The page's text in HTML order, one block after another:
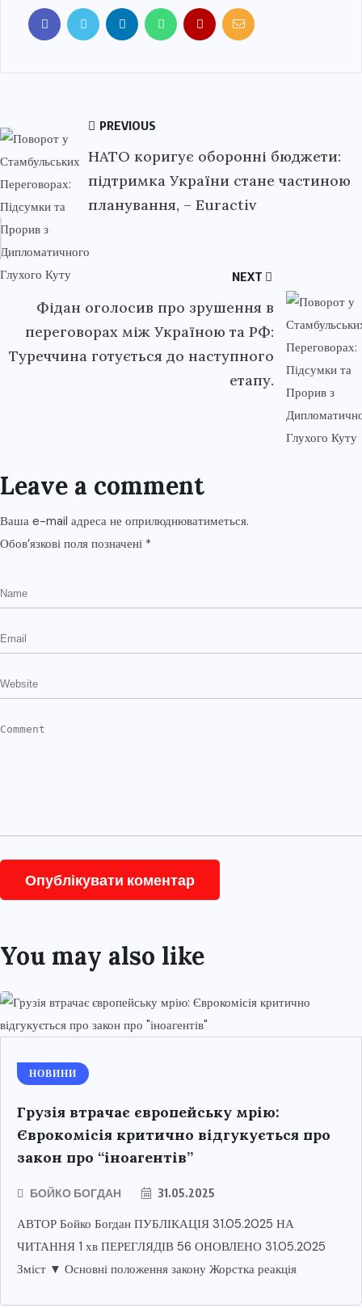
PREVIOUS
НАТО коригує оборонні бюджети:
підтримка України стане частиною
планування, – Euractiv
NEXT
Фідан оголосив про зрушення в
переговорах між Україною та РФ:
Туреччина готується до наступного
етапу.
Leave a comment
Ваша e-mail адреса не оприлюднюватиметься.
Обов’язкові поля позначені *
You may also like
НОВИНИ
Грузія втрачає європейську мрію:
Єврокомісія критично відгукується про
закон про “іноагентів”
БОЙКО БОГДАН 31.05.2025
АВТОР Бойко Богдан ПУБЛІКАЦІЯ 31.05.2025 НА
ЧИТАННЯ 1 хв ПЕРЕГЛЯДІВ 56 ОНОВЛЕНО 31.05.2025
Зміст ▼ Основні положення закону Жорстка реакція